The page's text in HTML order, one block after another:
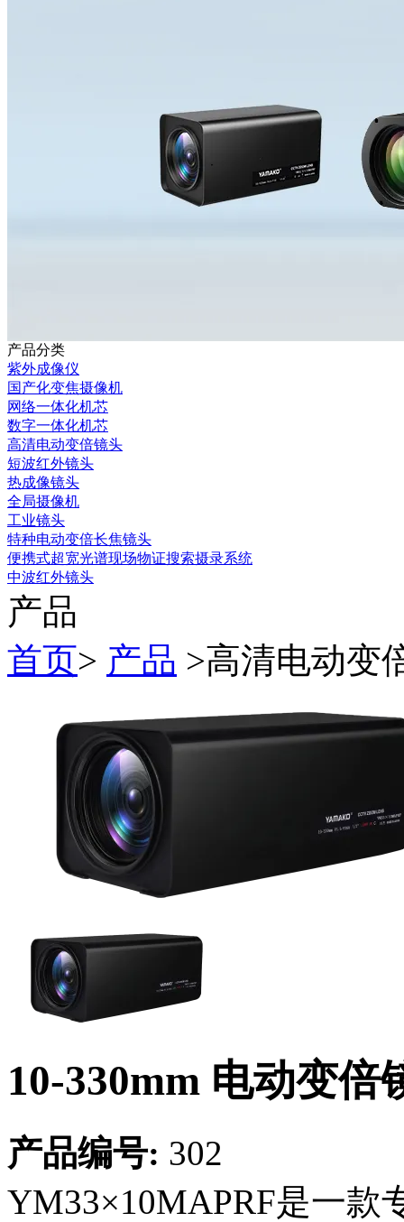
产品分类
紫外成像仪
国产化变焦摄像机
网络一体化机芯
数字一体化机芯
高清电动变倍镜头
短波红外镜头
热成像镜头
全局摄像机
工业镜头
特种电动变倍长焦镜头
便携式超宽光谱现场物证搜索摄录系统
中波红外镜头
产品
首页> 产品 >高清电动变
10-330mm 电动变倍
产品编号: 302
YM33×10MAPRF是一款